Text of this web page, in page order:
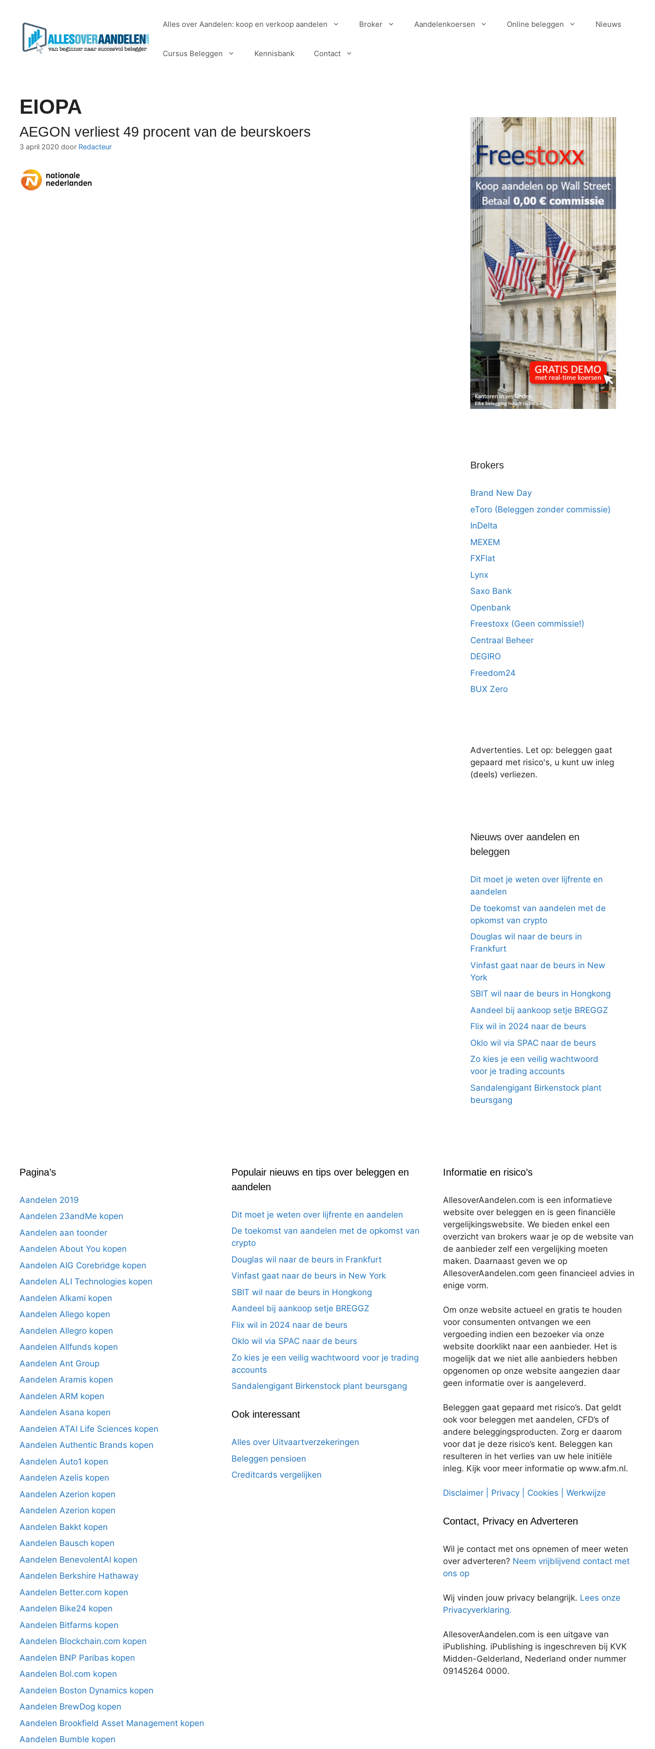
Alles over Aandelen: koop en verkoop aandelen Broker Aandelenkoersen Online beleggen Nieuws
Cursus Beleggen Kennisbank Contact
EIOPA
AEGON verliest 49 procent van de beurskoers
3 april 2020 door Redacteur
Brokers
Brand New Day
eToro (Beleggen zonder commissie)
InDelta
MEXEM
FXFlat
Lynx
Saxo Bank
Openbank
Freestoxx (Geen commissie!)
Centraal Beheer
DEGIRO
Freedom24
BUX Zero
Advertenties. Let op: beleggen gaat
gepaard met risico's, u kunt uw inleg
(deels) verliezen.
Nieuws over aandelen en
beleggen
Dit moet je weten over lijfrente en
aandelen
De toekomst van aandelen met de
opkomst van crypto
Douglas wil naar de beurs in
Frankfurt
Vinfast gaat naar de beurs in New
York
SBIT wil naar de beurs in Hongkong
Aandeel bij aankoop setje BREGGZ
Flix wil in 2024 naar de beurs
Oklo wil via SPAC naar de beurs
Zo kies je een veilig wachtwoord
voor je trading accounts
Sandalengigant Birkenstock plant
beursgang
Pagina’s
Aandelen 2019
Aandelen 23andMe kopen
Aandelen aan toonder
Aandelen About You kopen
Aandelen AIG Corebridge kopen
Aandelen ALI Technologies kopen
Aandelen Alkami kopen
Aandelen Allego kopen
Aandelen Allegro kopen
Aandelen Allfunds kopen
Aandelen Ant Group
Aandelen Aramis kopen
Aandelen ARM kopen
Aandelen Asana kopen
Aandelen ATAI Life Sciences kopen
Aandelen Authentic Brands kopen
Aandelen Auto1 kopen
Aandelen Azelis kopen
Aandelen Azerion kopen
Aandelen Azerion kopen
Aandelen Bakkt kopen
Aandelen Bausch kopen
Aandelen BenevolentAI kopen
Aandelen Berkshire Hathaway
Aandelen Better.com kopen
Aandelen Bike24 kopen
Aandelen Bitfarms kopen
Aandelen Blockchain.com kopen
Aandelen BNP Paribas kopen
Aandelen Bol.com kopen
Aandelen Boston Dynamics kopen
Aandelen BrewDog kopen
Aandelen Brookfield Asset Management kopen
Aandelen Bumble kopen
Populair nieuws en tips over beleggen en
aandelen
Dit moet je weten over lijfrente en aandelen
De toekomst van aandelen met de opkomst van
crypto
Douglas wil naar de beurs in Frankfurt
Vinfast gaat naar de beurs in New York
SBIT wil naar de beurs in Hongkong
Aandeel bij aankoop setje BREGGZ
Flix wil in 2024 naar de beurs
Oklo wil via SPAC naar de beurs
Zo kies je een veilig wachtwoord voor je trading
accounts
Sandalengigant Birkenstock plant beursgang
Ook interessant
Alles over Uitvaartverzekeringen
Beleggen pensioen
Creditcards vergelijken
Informatie en risico’s
AllesoverAandelen.com is een informatieve
website over beleggen en is geen financiële
vergelijkingswebsite. We bieden enkel een
overzicht van brokers waar je op de website van
de aanbieder zelf een vergelijking moeten
maken. Daarnaast geven we op
AllesoverAandelen.com geen financieel advies in
enige vorm.
Om onze website actueel en gratis te houden
voor consumenten ontvangen we een
vergoeding indien een bezoeker via onze
website doorklikt naar een aanbieder. Het is
mogelijk dat we niet alle aanbieders hebben
opgenomen op onze website aangezien daar
geen informatie over is aangeleverd.
Beleggen gaat gepaard met risico’s. Dat geldt
ook voor beleggen met aandelen, CFD’s of
andere beleggingsproducten. Zorg er daarom
voor dat je deze risico’s kent. Beleggen kan
resulteren in het verlies van uw hele initiële
inleg. Kijk voor meer informatie op www.afm.nl.
Disclaimer | Privacy | Cookies | Werkwijze
Contact, Privacy en Adverteren
Wil je contact met ons opnemen of meer weten
over adverteren? Neem vrijblijvend contact met
ons op
Wij vinden jouw privacy belangrijk. Lees onze
Privacyverklaring.
AllesoverAandelen.com is een uitgave van
iPublishing. iPublishing is ingeschreven bij KVK
Midden-Gelderland, Nederland onder nummer
09145264 0000.